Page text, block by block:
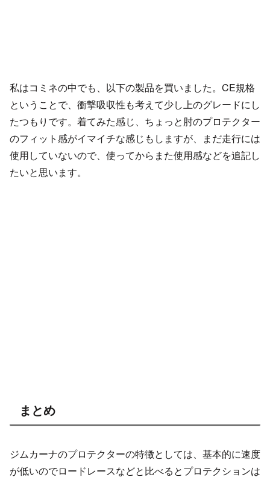
私はコミネの中でも、以下の製品を買いました。CE規格
ということで、衝撃吸収性も考えて少し上のグレードにし
たつもりです。着てみた感じ、ちょっと肘のプロテクター
のフィット感がイマイチな感じもしますが、まだ走行には
使用していないので、使ってからまた使用感などを追記し
たいと思います。
まとめ
ジムカーナのプロテクターの特徴としては、基本的に速度
が低いのでロードレースなどと比べるとプロテクションは